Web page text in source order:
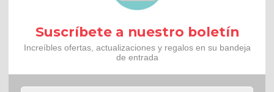
Suscríbete a nuestro boletín
Increíbles ofertas, actualizaciones y regalos en su bandeja
de entrada